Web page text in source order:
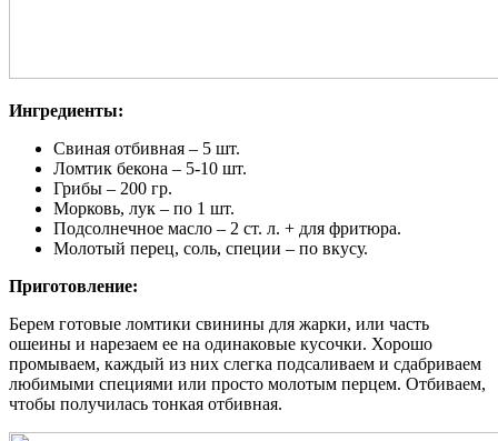
Ингредиенты:
Свиная отбивная – 5 шт.
Ломтик бекона – 5-10 шт.
Грибы – 200 гр.
Морковь, лук – по 1 шт.
Подсолнечное масло – 2 ст. л. + для фритюра.
Молотый перец, соль, специи – по вкусу.
Приготовление:
Берем готовые ломтики свинины для жарки, или часть
ошеины и нарезаем ее на одинаковые кусочки. Хорошо
промываем, каждый из них слегка подсаливаем и сдабриваем
любимыми специями или просто молотым перцем. Отбиваем,
чтобы получилась тонкая отбивная.